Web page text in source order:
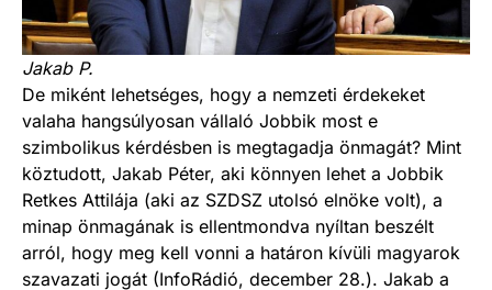
Jakab P.
De miként lehetséges, hogy a nemzeti érdekeket
valaha hangsúlyosan vállaló Jobbik most e
szimbolikus kérdésben is megtagadja önmagát? Mint
köztudott, Jakab Péter, aki könnyen lehet a Jobbik
Retkes Attilája (aki az SZDSZ utolsó elnöke volt), a
minap önmagának is ellentmondva nyíltan beszélt
arról, hogy meg kell vonni a határon kívüli magyarok
szavazati jogát (InfoRádió, december 28.). Jakab a